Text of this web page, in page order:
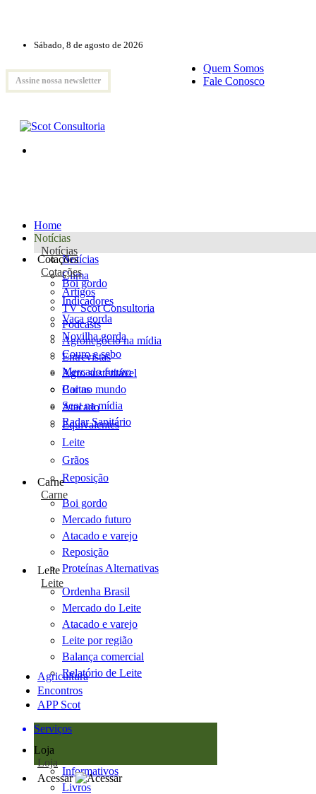
Sábado, 8 de agosto de 2026
Assine nossa newsletter
Quem Somos
Fale Conosco
Home
Notícias
Notícias
Notícias
Clima
Artigos
TV Scot Consultoria
Podcasts
Agronegócio na mídia
Entrevistas
Agro sustentável
Cartas
Scot na mídia
Radar Sanitário
Cotações
Cotações
Boi gordo
Indicadores
Vaca gorda
Novilha gorda
Couro e sebo
Mercado futuro
Boi no mundo
Atacado
Equivalentes
Leite
Grãos
Reposição
Carne
Carne
Boi gordo
Mercado futuro
Atacado e varejo
Reposição
Proteínas Alternativas
Leite
Leite
Ordenha Brasil
Mercado do Leite
Atacado e varejo
Leite por região
Balança comercial
Relatório de Leite
Agricultura
Encontros
APP Scot
Serviços
Loja
Loja
Informativos
Livros
Acessar